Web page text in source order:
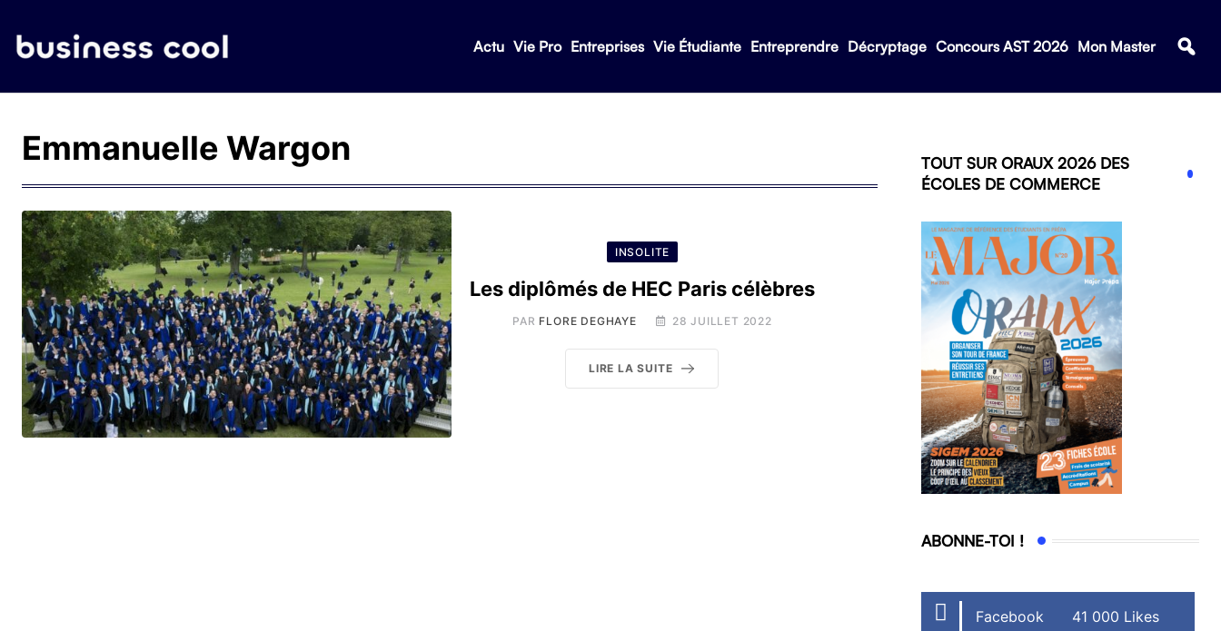
Actu Vie Pro Entreprises Vie Étudiante Entreprendre Décryptage Concours AST 2026 Mon Master
Emmanuelle Wargon
INSOLITE
Les diplômés de HEC Paris célèbres
PAR FLORE DEGHAYE 28 JUILLET 2022
LIRE LA SUITE
TOUT SUR ORAUX 2026 DES
ÉCOLES DE COMMERCE
ABONNE-TOI !
Facebook 41 000 Likes